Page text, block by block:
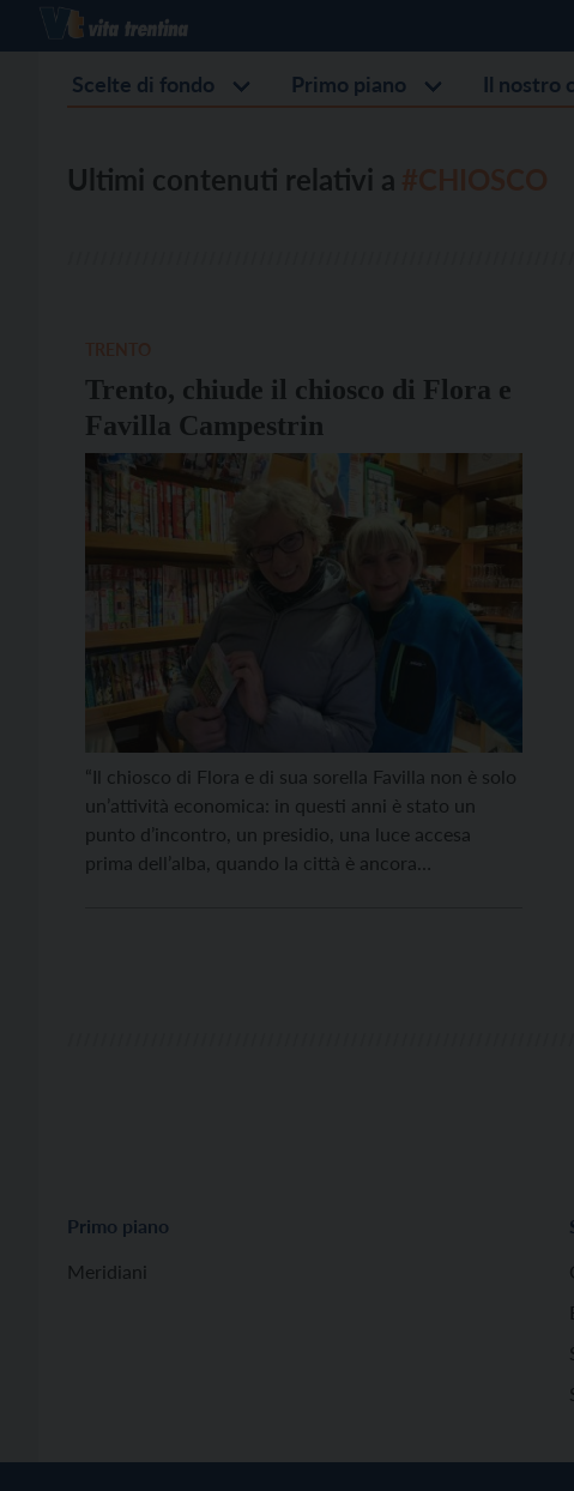
Scelte di fondo Primo piano Il nostro
Ultimi contenuti relativi a
Trento, chiude il chiosco di Flora e
Favilla Campestrin
“Il chiosco di Flora e di sua sorella Favilla non è solo
un’attività economica: in questi anni è stato un
punto d’incontro, un presidio, una luce accesa
prima dell’alba, quando la città è ancora
Primo piano
Meridiani